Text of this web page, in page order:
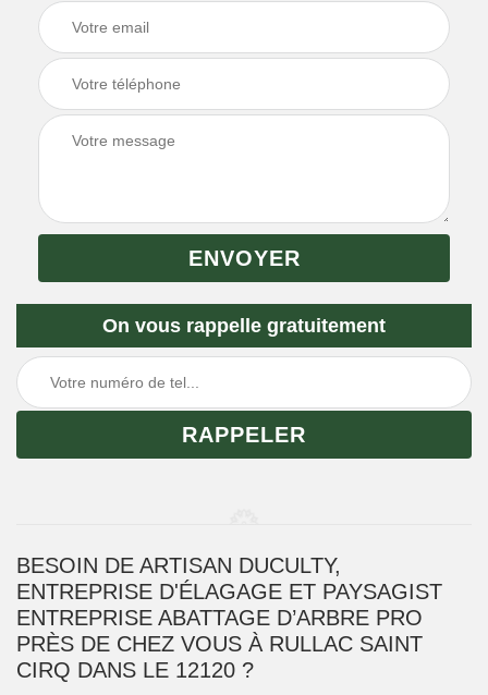
On vous rappelle gratuitement
BESOIN DE ARTISAN DUCULTY,
ENTREPRISE D'ÉLAGAGE ET PAYSAGIST
ENTREPRISE ABATTAGE D’ARBRE PRO
PRÈS DE CHEZ VOUS À RULLAC SAINT
CIRQ DANS LE 12120 ?